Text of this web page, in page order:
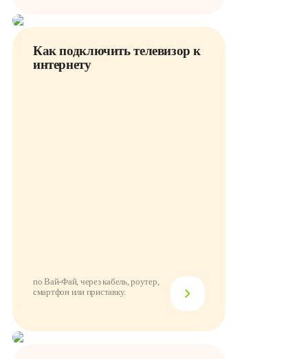
Как подключить телевизор к
интернету
по Вай-Фай, через кабель, роутер,
смартфон или приставку.